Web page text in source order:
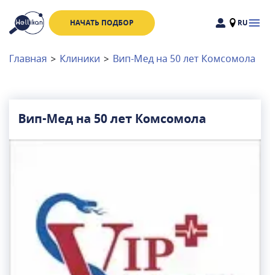
НАЧАТЬ ПОДБОР RU
Доктора
Клиники
Главная > Клиники > Вип-Мед на 50 лет Комсомола
Вип-Мед на 50 лет Комсомола